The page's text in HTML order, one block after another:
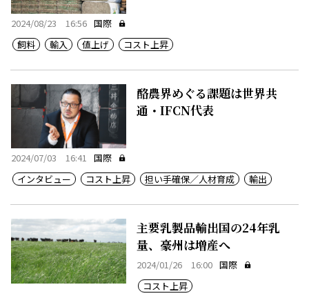
2024/08/23 16:56 国際
飼料
輸入 値上げ コスト上昇
酪農界めぐる課題は世界共
通・IFCN代表
2024/07/03 16:41 国際
インタビュー
コスト上昇 担い手確保／人材育成 輸出
主要乳製品輸出国の24年乳
量、豪州は増産へ
2024/01/26 16:00 国際
コスト上昇